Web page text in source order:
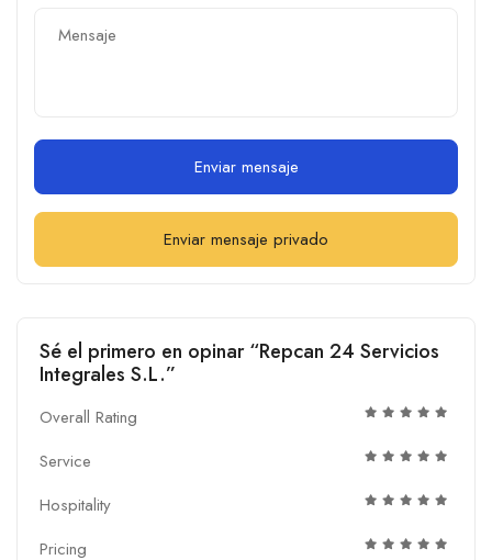
Enviar mensaje
Enviar mensaje privado
Sé el primero en opinar “Repcan 24 Servicios
Integrales S.L.”
Overall Rating
Service
Hospitality
Pricing